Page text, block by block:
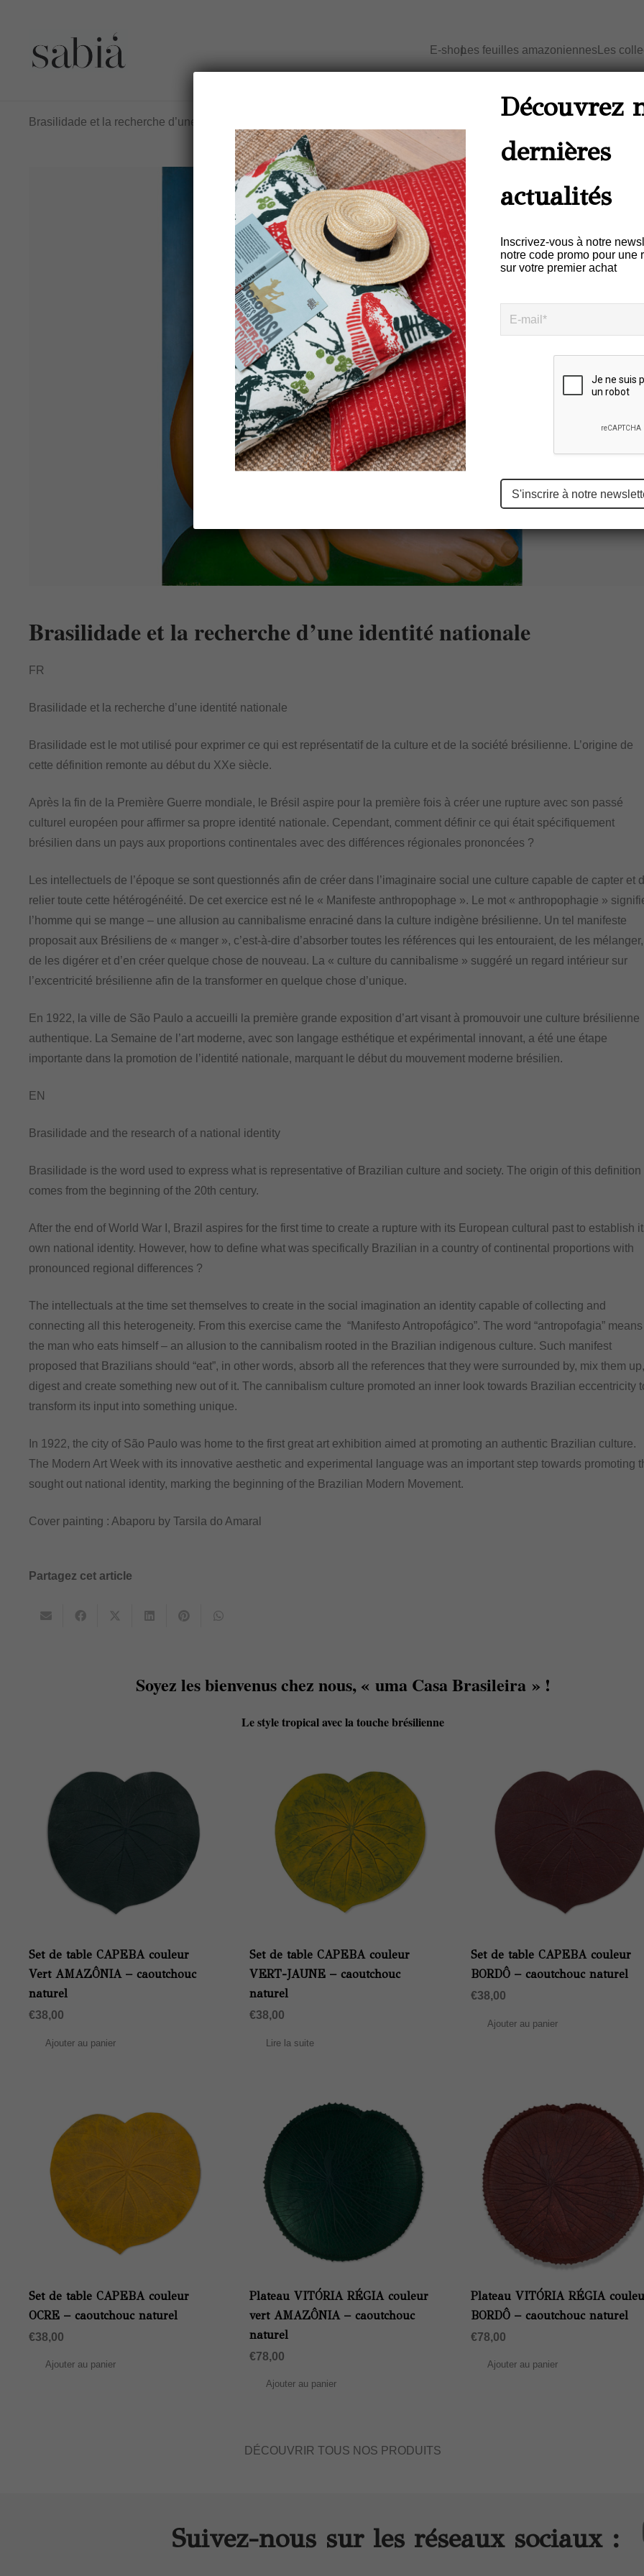
E-shopLes feuilles amazoniennes Les
Brasilidade et la recherche d’une identité nationale Accueil
Brasilidade et la recherche d’une identité nationale
FR
Brasilidade et la recherche d’une identité nationale
Brasilidade est le mot utilisé pour exprimer ce qui est représentatif de la culture et de la société brésilienne. L’origine de
cette définition remonte au début du XXe siècle.
Après la fin de la Première Guerre mondiale, le Brésil aspire pour la première fois à créer une rupture avec son passé
culturel européen pour affirmer sa propre identité nationale. Cependant, comment définir ce qui était spécifiquement
brésilien dans un pays aux proportions continentales avec des différences régionales prononcées ?
Les intellectuels de l’époque se sont questionnés afin de créer dans l’imaginaire social une culture capable de capter et
relier toute cette hétérogénéité. De cet exercice est né le « Manifeste anthropophage ». Le mot « anthropophagie »
l’homme qui se mange – une allusion au cannibalisme enraciné dans la culture indigène brésilienne. Un tel manifeste
proposait aux Brésiliens de « manger », c’est-à-dire d’absorber toutes les références qui les entouraient, de les mélanger,
de les digérer et d’en créer quelque chose de nouveau. La « culture du cannibalisme » suggéré un regard intérieur sur
l’excentricité brésilienne afin de la transformer en quelque chose d’unique.
En 1922, la ville de São Paulo a accueilli la première grande exposition d’art visant à promouvoir une culture brésilienne
authentique. La Semaine de l’art moderne, avec son langage esthétique et expérimental innovant, a été une étape
importante dans la promotion de l’identité nationale, marquant le début du mouvement moderne brésilien.
EN
Brasilidade and the research of a national identity
Brasilidade is the word used to express what is representative of Brazilian culture and society. The origin of this definition
comes from the beginning of the 20th century.
After the end of World War I, Brazil aspires for the first time to create a rupture with its European cultural past to establish
own national identity. However, how to define what was specifically Brazilian in a country of continental proportions with
pronounced regional differences ?
The intellectuals at the time set themselves to create in the social imagination an identity capable of collecting and
connecting all this heterogeneity. From this exercise came the “Manifesto Antropofágico”. The word “antropofagia”
the man who eats himself – an allusion to the cannibalism rooted in the Brazilian indigenous culture. Such manifest
proposed that Brazilians should “eat”, in other words, absorb all the references that they were surrounded by, mix them
digest and create something new out of it. The cannibalism culture promoted an inner look towards Brazilian eccentricity
transform its input into something unique.
In 1922, the city of São Paulo was home to the first great art exhibition aimed at promoting an authentic Brazilian culture.
The Modern Art Week with its innovative aesthetic and experimental language was an important step towards promoting
sought out national identity, marking the beginning of the Brazilian Modern Movement.
Cover painting : Abaporu by Tarsila do Amaral
Partagez cet article
Soyez les bienvenus chez nous, « uma Casa Brasileira » !
Le style tropical avec la touche brésilienne
Set de table CAPEBA couleur
Vert AMAZÔNIA – caoutchouc
naturel
€38,00
Ajouter au panier
Set de table CAPEBA couleur
VERT-JAUNE – caoutchouc
naturel
€38,00
Lire la suite
Set de table CAPEBA couleur
BORDÔ – caoutchouc naturel
€38,00
Ajouter au panier
Set de table CAPEBA couleur
OCRE – caoutchouc naturel
€38,00
Ajouter au panier
Plateau VITÓRIA RÉGIA couleur
vert AMAZÔNIA – caoutchouc
naturel
€78,00
Ajouter au panier
Plateau VITÓRIA RÉGIA
BORDÔ – caoutchouc naturel
€78,00
Ajouter au panier
DÉCOUVRIR TOUS NOS PRODUITS
Suivez-nous sur les réseaux sociaux :
Découvrez
dernières
actualités
Inscrivez-vous à notre
notre code promo pour une
sur votre premier achat
Please
leave
this
empty.